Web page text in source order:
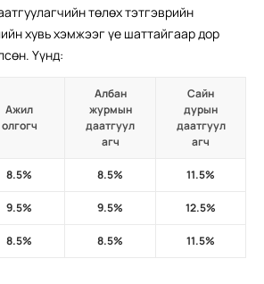
төлөх тэтгэврийн
хувь хэмжээг үе шаттайгаар дор
Үүнд:
Ажил
олгогч
Албан
журмын
даатгуул
агч
Сайн
дурын
даатгуул
агч
8.5% 8.5% 11.5%
9.5% 9.5% 12.5%
8.5% 8.5% 11.5%